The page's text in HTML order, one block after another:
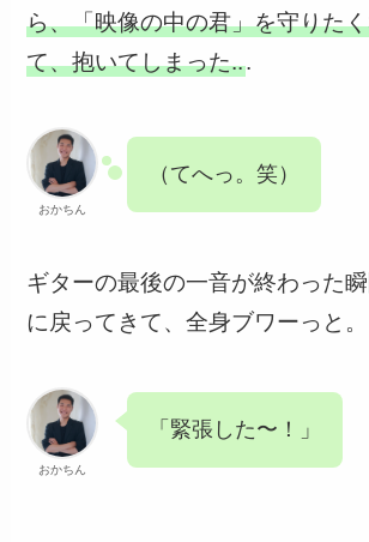
ら、「映像の中の君」を守りた
て、抱いてしまった...
おかちん
（てへっ。笑）
ギターの最後の一音が終わった
に戻ってきて、全身ブワーっと。
おかちん
「緊張した〜！」